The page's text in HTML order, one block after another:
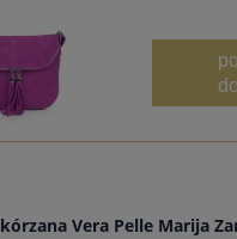
Vera Pelle Marija